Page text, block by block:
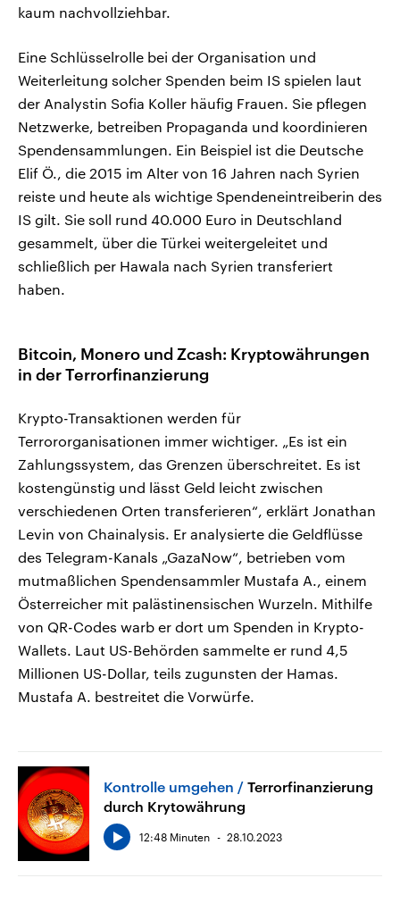
kaum nachvollziehbar.
Eine Schlüsselrolle bei der Organisation und
Weiterleitung solcher Spenden beim IS spielen laut
der Analystin Sofia Koller häufig Frauen. Sie pflegen
Netzwerke, betreiben Propaganda und koordinieren
Spendensammlungen. Ein Beispiel ist die Deutsche
Elif Ö., die 2015 im Alter von 16 Jahren nach Syrien
reiste und heute als wichtige Spendeneintreiberin des
IS gilt. Sie soll rund 40.000 Euro in Deutschland
gesammelt, über die Türkei weitergeleitet und
schließlich per Hawala nach Syrien transferiert
haben.
Bitcoin, Monero und Zcash: Kryptowährungen
in der Terrorfinanzierung
Krypto-Transaktionen werden für
Terrororganisationen immer wichtiger. „Es ist ein
Zahlungssystem, das Grenzen überschreitet. Es ist
kostengünstig und lässt Geld leicht zwischen
verschiedenen Orten transferieren“, erklärt Jonathan
Levin von Chainalysis. Er analysierte die Geldflüsse
des Telegram-Kanals „GazaNow“, betrieben vom
mutmaßlichen Spendensammler Mustafa A., einem
Österreicher mit palästinensischen Wurzeln. Mithilfe
von QR-Codes warb er dort um Spenden in Krypto-
Wallets. Laut US-Behörden sammelte er rund 4,5
Millionen US-Dollar, teils zugunsten der Hamas.
Mustafa A. bestreitet die Vorwürfe.
Kontrolle umgehen
Terrorfinanzierung
durch Krytowährung
12:48 Minuten 28.10.2023